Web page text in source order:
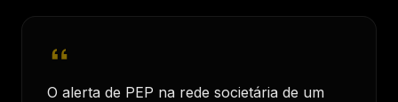
O alerta de PEP na rede societária de um